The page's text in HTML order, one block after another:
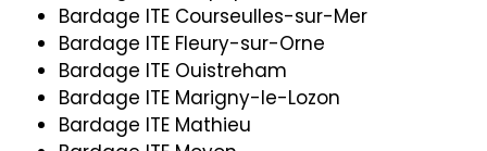
Bardage ITE Courseulles-sur-Mer
Bardage ITE Fleury-sur-Orne
Bardage ITE Ouistreham
Bardage ITE Marigny-le-Lozon
Bardage ITE Mathieu